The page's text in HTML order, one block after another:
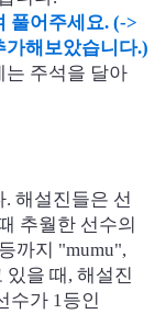
풀어주세요. (->
가해보았습니다.)
는 주석을 달아
해설진들은 선
추월한 선수의
까지 "mumu",
있을 때, 해설진
수가 1등인